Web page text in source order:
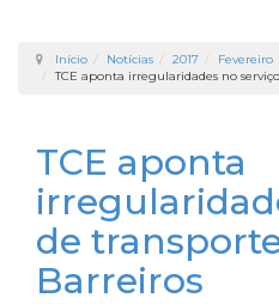
Início Notícias 2017
Fevereiro
TCE aponta irregularidades no
TCE aponta
de
Barreiros